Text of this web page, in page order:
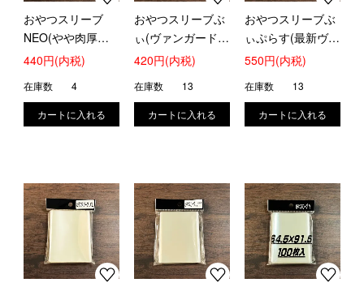
おやつスリーブ
NEO(やや肉厚タ
イプ)
440円(内税)
在庫数 4
おやつスリーブぶ
ぃ(ヴァンガード
用)
420円(内税)
在庫数 13
おやつスリーブぶ
ぃぷらす(最新ヴァ
ンガード用)
550円(内税)
在庫数 13